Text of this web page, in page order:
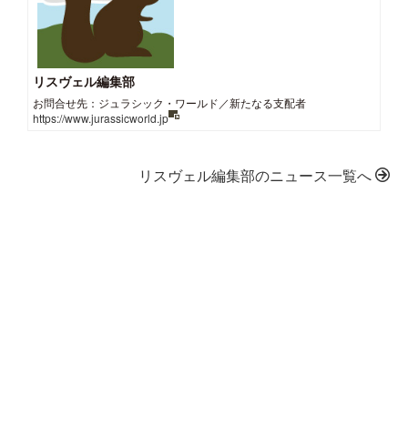
リスヴェル編集部
お問合せ先：ジュラシック・ワールド／新たなる支配者
https://www.jurassicworld.jp
リスヴェル編集部のニュース一覧へ